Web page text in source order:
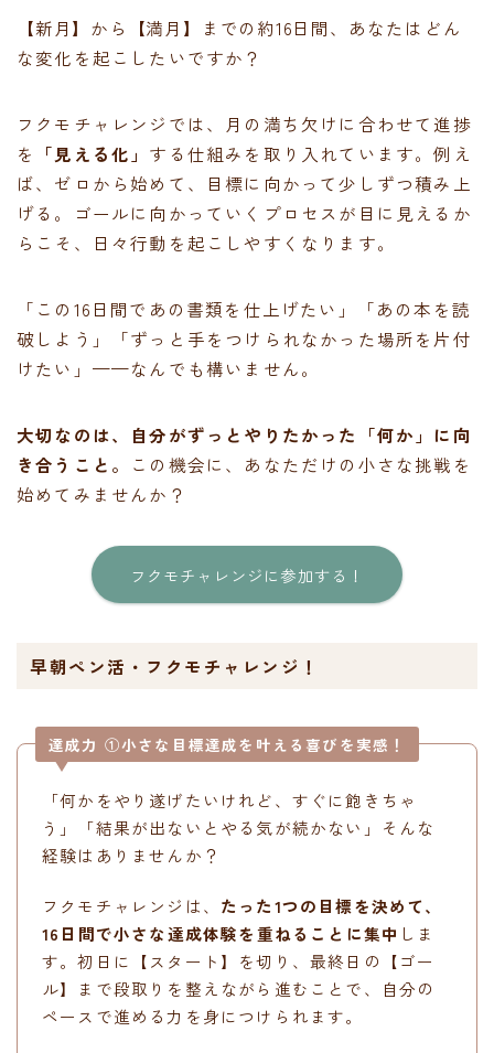
【新月】から【満月】までの約16日間、
あなたはどん
な変化を起こしたいですか？
フクモチャレンジでは、月の満ち欠けに合わせて進捗
を
「見える化」 する仕組みを取り入れています。例え
ば、ゼロから始めて、目標に向かって少しずつ積み上
げる。ゴールに向かっていくプロセスが目に見えるか
らこそ、日々行動を起こしやすくなります。
「この16日間であの書類を仕上げたい」「あの本を読
破しよう」「ずっと手をつけられなかった場所を片付
けたい」——なんでも構いません。
大切なのは、自分がずっとやりたかった「何か」に向
き合うこと。
この機会に、あなただけの小さな挑戦を
始めてみませんか？
フクモチャレンジに参加する！
早朝ペン活・フクモチャレンジ！
達成力 ①小さな目標達成を叶える喜びを実感！
「何かをやり遂げたいけれど、すぐに飽きちゃ
う」「結果が出ないとやる気が続かない」そんな
経験はありませんか？
フクモチャレンジは、 たった1つの目標を決めて、
16日間で小さな達成体験を重ねることに集中 しま
す。初日に【スタート】を切り、最終日の【ゴー
ル】まで段取りを整えながら進むことで、自分の
ペースで進める力を身につけられます。